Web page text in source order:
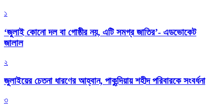
১
‘জুলাই কোনো দল বা গোষ্ঠীর নয়, এটি সমগ্র জাতির’- এডভোকেট
জালাল
২
জুলাইয়ের চেতনা ধারণের আহ্বান, পাকুন্দিয়ায় শহীদ পরিবারকে সংবর্ধনা
৩